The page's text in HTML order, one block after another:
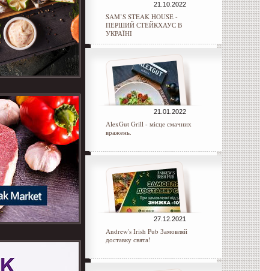
21.10.2022
SAM’S STEAK HOUSE -
ПЕРШИЙ СТЕЙКХАУС В
УКРАЇНІ
21.01.2022
AlexGut Grill - місце смачних
вражень.
27.12.2021
Andrew's Irish Pub Замовляй
доставку свята!